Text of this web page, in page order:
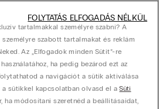
tartalmakkal személyre szabni? A
szabott tartalmakat és reklám
Az „Elfogadok minden Sütit”-re
ha pedig bezárod ezt az
a navigációt a sütik aktiválása
a sütikkel kapcsolatban olvasd el aSüti
ha módosítani szeretnéd a beállításaidat,
FOLYTATÁS ELFOGADÁS NÉLKÜL